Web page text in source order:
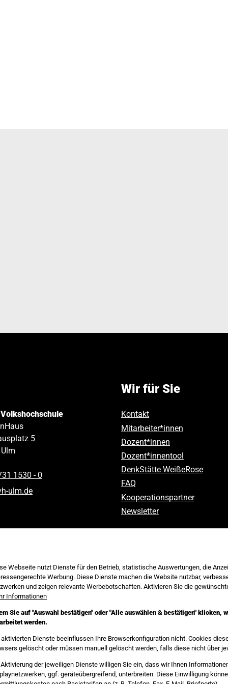
5
Ulm
1530 ‑ 0
ulm.de
Wir für Sie
Kontakt
Mitarbeiter*innen
Dozent*innen
Dozent*innentool
DenkStätte WeißeRose
FAQ
Kooperationspartner
Newsletter